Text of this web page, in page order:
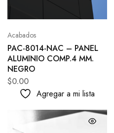
Acabados
PAC-8014-NAC – PANEL
ALUMINIO COMP.4 MM.
NEGRO
$0.00
Agregar a mi lista